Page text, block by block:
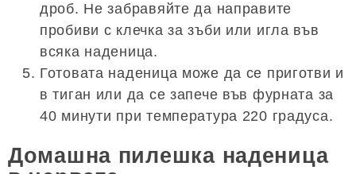
дроб. Не забравяйте да направите
пробиви с клечка за зъби или игла във
всяка наденица.
Готовата наденица може да се приготви и
в тиган или да се запече във фурната за
40 минути при температура 220 градуса.
Домашна пилешка наденица